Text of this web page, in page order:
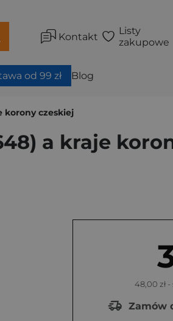
Kontakt
Listy
zakupowe
od 99 zł Blog
korony czeskiej
a kraje
48,00 zł -
Zamów